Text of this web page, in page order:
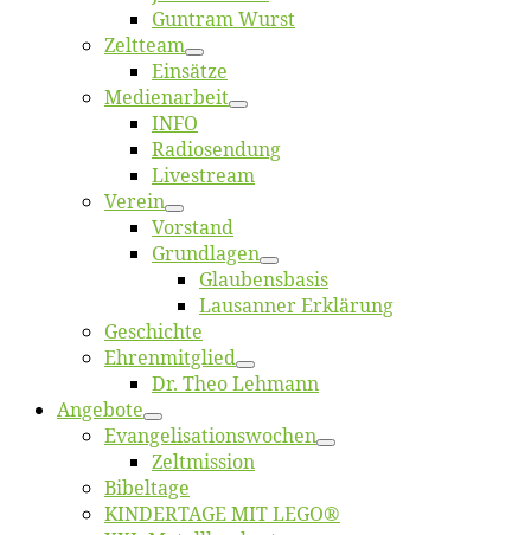
Gun­tram Wurst
Zelt­team
Ein­sät­ze
Me­di­en­ar­beit
INFO
Ra­dio­sen­dung
Live­stream
Ver­ein
Vor­stand
Grund­la­gen
Glaubens­ba­sis
Lausan­ner Erklärung
Ge­schich­te
Eh­ren­mit­glied
Dr. Theo Lehmann
An­ge­bo­te
Evangelisa­tions­wo­chen
Zelt­mis­si­on
Bi­bel­ta­ge
KINDERTAGE MIT LEGO®